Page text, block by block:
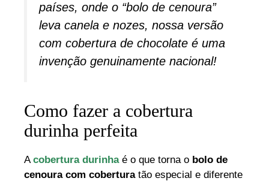
países, onde o “bolo de cenoura”
leva canela e nozes, nossa versão
com cobertura de chocolate é uma
invenção genuinamente nacional!
Como fazer a cobertura
durinha perfeita
Acobertura durinhaé o que torna o bolo de
cenoura com coberturatão especial e diferente